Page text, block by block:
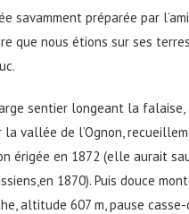
savamment préparée par
que nous étions sur ses
sentier longeant la falaise,
la vallée de l’Ognon,
érigée en 1872 (elle aurait
1870). Puis douce
altitude 607 m, pause